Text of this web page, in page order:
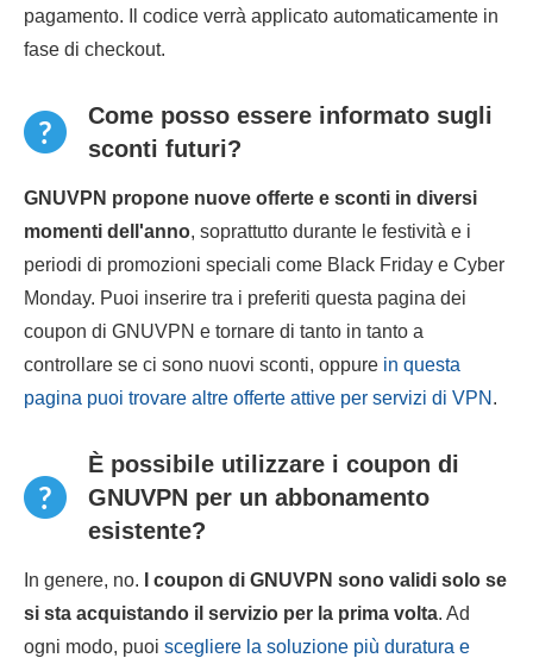
pagamento. Il codice verrà applicato automaticamente in
fase di checkout.
Come posso essere informato sugli
sconti futuri?
GNUVPN propone nuove offerte e sconti in diversi
momenti dell'anno, soprattutto durante le festività e i
periodi di promozioni speciali come Black Friday e Cyber
Monday. Puoi inserire tra i preferiti questa pagina dei
coupon di GNUVPN e tornare di tanto in tanto a
controllare se ci sono nuovi sconti, oppure in questa
pagina puoi trovare altre offerte attive per servizi di VPN .
È possibile utilizzare i coupon di
GNUVPN per un abbonamento
esistente?
In genere, no.
I coupon di GNUVPN sono validi solo se
si sta acquistando il servizio per la prima volta. Ad
ogni modo, puoi scegliere la soluzione più duratura e